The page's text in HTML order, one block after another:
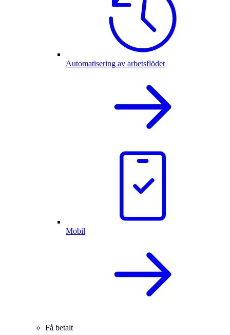
Automatisering av arbetsflödet
Mobil
Få betalt